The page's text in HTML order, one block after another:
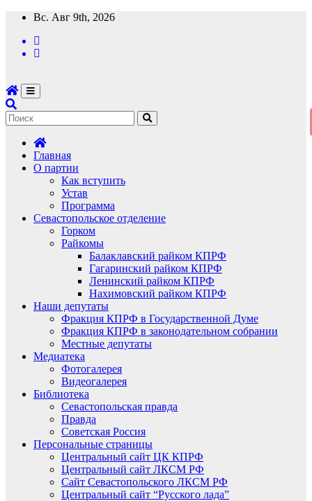
Перейти
содержимому
Вс. Авг 9th, 2026
Главная
О партии
Как вступить
Устав
Программа
Севастопольское отделение
Горком
Райкомы
Балаклавский райком КПРФ
Гагаринский райком КПРФ
Ленинский райком КПРФ
Нахимовский райком КПРФ
Наши депутаты
Фракция КПРФ в Государственной Думе
Фракция КПРФ в законодательном собрании
Местные депутаты
Медиатека
Фотогалерея
Видеогалерея
Библиотека
Севастопольская правда
Правда
Советская Россия
Персональные страницы
Центральный сайт ЦК КПРФ
Центральный сайт ЛКСМ РФ
Сайт Севастопольского ЛКСМ РФ
Центральный сайт “Русского лада”